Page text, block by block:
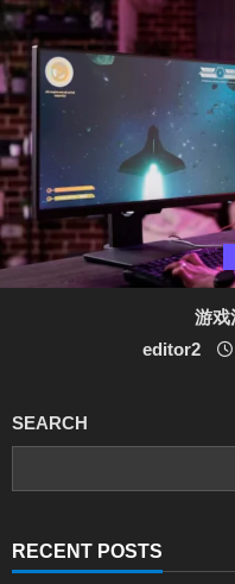
游戏
editor2
SEARCH
RECENT POSTS